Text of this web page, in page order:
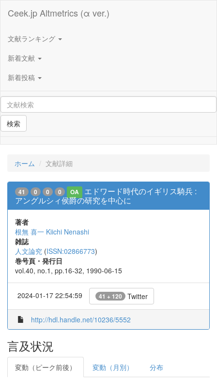
Ceek.jp Altmetrics (α ver.)
文献ランキング
新着文献
新着投稿
検索
ホーム 文献詳細
41 0 0 0 OA
エドワード時代のイギリス騎兵 :
アングルシィ侯爵の研究を中心に
著者
根無 喜一 Kiichi Nenashi
雑誌
人文論究 (ISSN:02866773)
巻号頁・発行日
vol.40, no.1, pp.16-32, 1990-06-15
2024-01-17 22:54:59 41 + 120 Twitter
http://hdl.handle.net/10236/5552
言及状況
変動（ピーク前後） 変動（月別） 分布